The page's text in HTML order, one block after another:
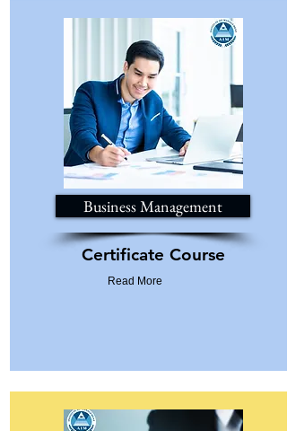
Business Management
Certificate Course
Read More